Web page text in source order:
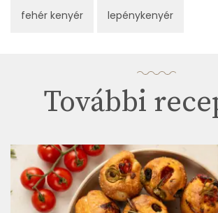
fehér kenyér lepénykenyér
További